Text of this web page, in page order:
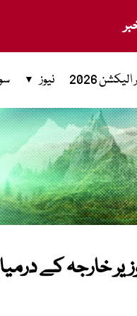
2026 نیوز
خارجہ کے